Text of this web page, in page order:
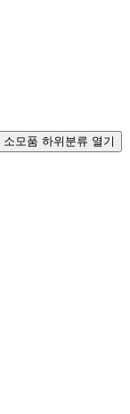
모품 하위분류 열기